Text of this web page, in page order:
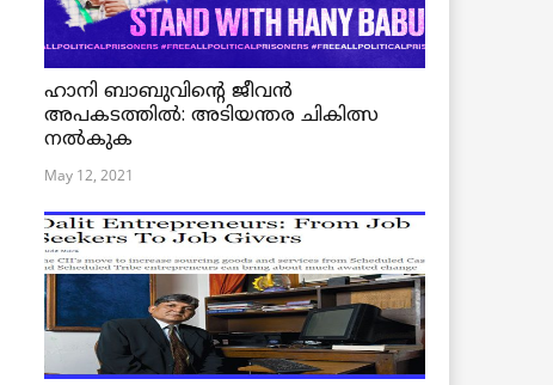
ഹാനി ബാബുവിന്റെ ജീവൻ
അപകടത്തിൽ: അടിയന്തര ചികിത്സ
നൽകുക
May 12, 2021